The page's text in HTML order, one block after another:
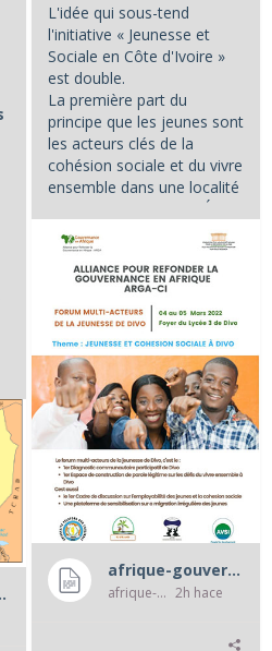
L'idée qui sous-tend
l'initiative « Jeunesse et
Sociale en Côte d'Ivoire »
est double.
La première part du
principe que les jeunes sont
les acteurs clés de la
cohésion sociale et du vivre
ensemble dans une localité
et/ou dans un pays. L'État...
afrique-gouvernance-rss
afrique-gouvernance-rss 2h hace
rss